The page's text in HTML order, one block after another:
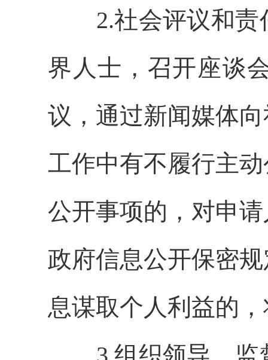
2.社会评议和责
界人士，召开座谈
议，通过新闻媒体
工作中有不履行主
公开事项的，对申
政府信息公开保密
息谋取个人利益的